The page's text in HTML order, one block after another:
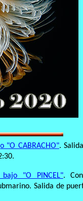
"O CABRACHO".
"O PINCEL".
Salida de